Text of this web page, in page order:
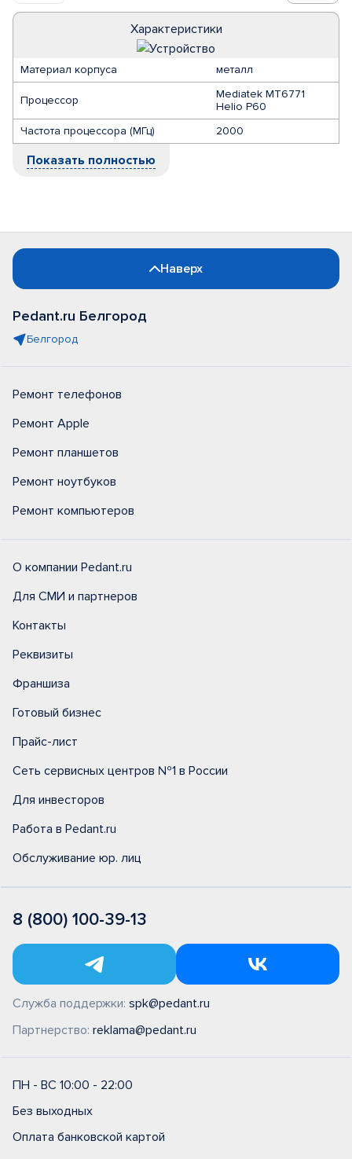
Характеристики
Материал корпуса металл
Процессор
Mediatek MT6771
Helio P60
Частота процессора (МГц)
2000
Показать полностью
Наверх
Pedant.ru Белгород
Белгород
Ремонт телефонов
Ремонт Apple
Ремонт планшетов
Ремонт ноутбуков
Ремонт компьютеров
О компании Pedant.ru
Для СМИ и партнеров
Контакты
Реквизиты
Франшиза
Готовый бизнес
Прайс-лист
Сеть сервисных центров №1 в России
Для инвесторов
Работа в Pedant.ru
Обслуживание юр. лиц
8 (800) 100-39-13
Служба поддержки: spk@pedant.ru
Партнерство: reklama@pedant.ru
ПН - ВС 10:00 - 22:00
Без выходных
Оплата банковской картой